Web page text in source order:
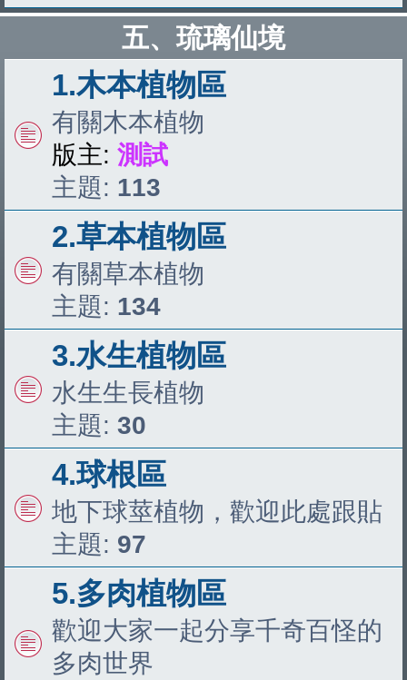
五、琉璃仙境
1.木本植物區
有關木本植物
版主: 測試
主題: 113
2.草本植物區
有關草本植物
主題: 134
3.水生植物區
水生生長植物
主題: 30
4.球根區
地下球莖植物，歡迎此處跟貼
主題: 97
5.多肉植物區
歡迎大家一起分享千奇百怪的
多肉世界